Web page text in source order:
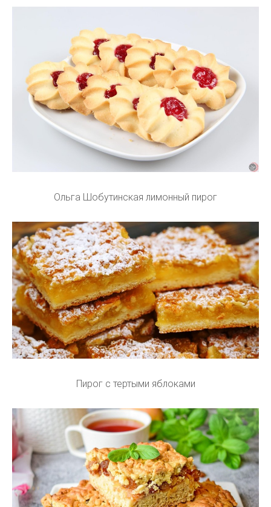
Ольга Шобутинская лимонный пирог
Пирог с тертыми яблоками